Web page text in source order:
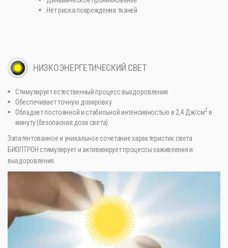
Нет риска повреждения тканей
НИЗКОЭНЕРГЕТИЧЕСКИЙ СВЕТ
Стимулирует естественный процесс выздоровления
Обеспечивает точную дозировку
Обладает постоянной и стабильной интенсивностью в 2,4 Дж/см2 в
минуту (безопасная доза света)
Запатентованное и уникальное сочетание характеристик света
БИОПТРОН стимулирует и активизирует процессы заживления и
выздоровления.